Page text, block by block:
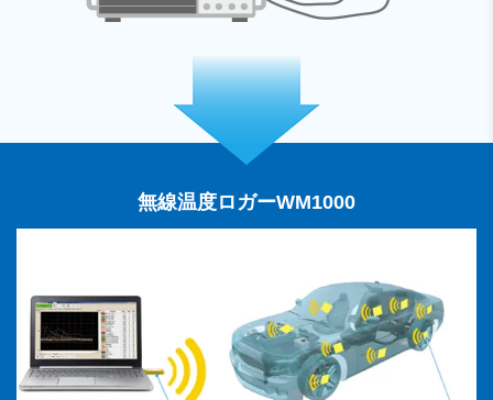
無線温度ロガーWM1000